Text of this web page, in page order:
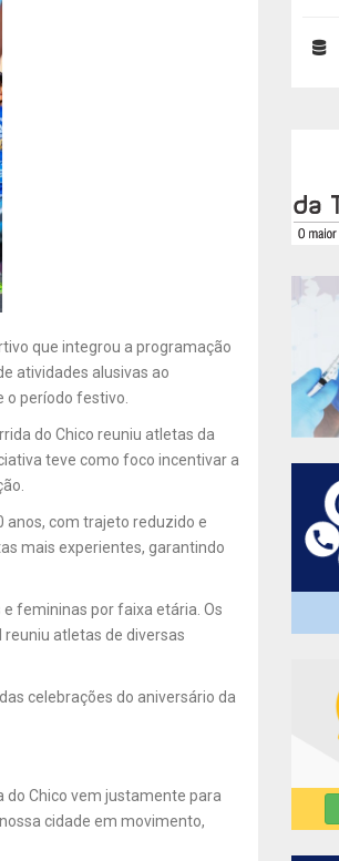
que integrou a programação
atividades alusivas ao
o período festivo.
do Chico reuniu atletas da
teve como foco incentivar a
anos, com trajeto reduzido e
mais experientes, garantindo
femininas por faixa etária. Os
atletas de diversas
celebrações do aniversário da
do Chico vem justamente para
cidade em movimento,